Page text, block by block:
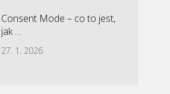
Consent Mode – co to jest,
jak …
27. 1. 2026